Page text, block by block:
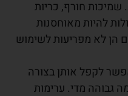
חורף, כריות
להיות מאוחסנות
הן לא מפריעות לשימוש
לקפל אותן בצורה
גבוהה מדי. ערימות